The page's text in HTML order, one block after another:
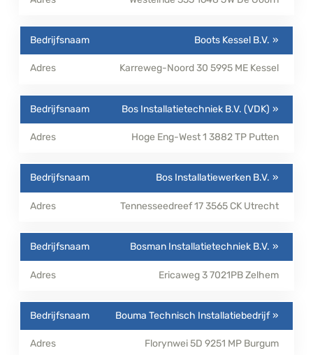
Boots Kessel B.V.
Karreweg-Noord 30 5995 ME Kessel
Bos Installatietechniek B.V. (VDK)
Hoge Eng-West 1 3882 TP Putten
Bos Installatiewerken B.V.
Tennesseedreef 173565 CK Utrecht
Bosman Installatietechniek B.V.
Ericaweg 37021PBZelhem
Bouma Technisch Installatiebedrijf
Florynwei 5D 9251 MP Burgum